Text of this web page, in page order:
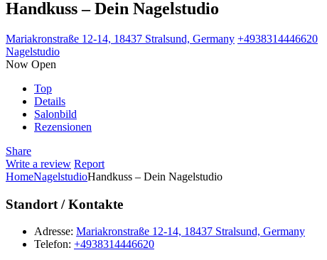
Handkuss – Dein Nagelstudio
Mariakronstraße 12-14, 18437 Stralsund, Germany +4938314446620
Nagelstudio
Now Open
Top
Details
Salonbild
Rezensionen
Share
Write a review Report
HomeNagelstudioHandkuss – Dein Nagelstudio
Standort / Kontakte
Adresse: Mariakronstraße 12-14, 18437 Stralsund, Germany
Telefon: +4938314446620